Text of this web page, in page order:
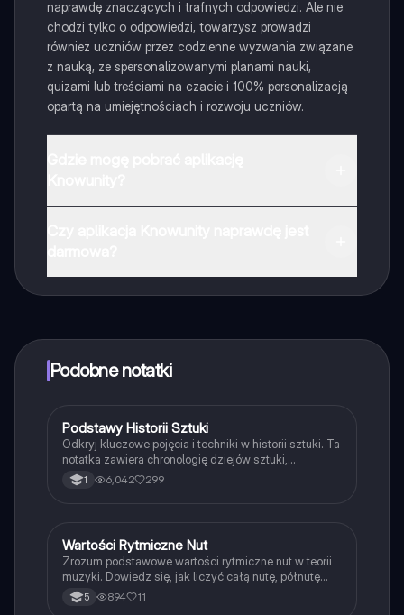
naprawdę znaczących i trafnych odpowiedzi. Ale nie
chodzi tylko o odpowiedzi, towarzysz prowadzi
również uczniów przez codzienne wyzwania związane
z nauką, ze spersonalizowanymi planami nauki,
quizami lub treściami na czacie i 100% personalizacją
opartą na umiejętnościach i rozwoju uczniów.
które również możesz otrzymać za darmo. Dodatkowo
oferujemy usługę Knowunity Premium, która pozwala
Podobne notatki
Plastyka
Podstawy Historii Sztuki
Odkryj kluczowe pojęcia i techniki w historii sztuki. Ta
notatka zawiera chronologię dziejów sztuki,
różnorodne gatunki dzieł oraz szczegółowy przegląd
technik malarskich, rzeźbiarskich i graficznych.
1 6,042 299
Muzyka
Wartości Rytmiczne Nut
Zrozum podstawowe wartości rytmiczne nut w teorii
muzyki. Dowiedz się, jak liczyć całą nutę, półnutę
oraz ich symbole graficzne. Idealne dla uczniów
muzyki i pasjonatów teorii muzycznej. Typ:
5 894 11